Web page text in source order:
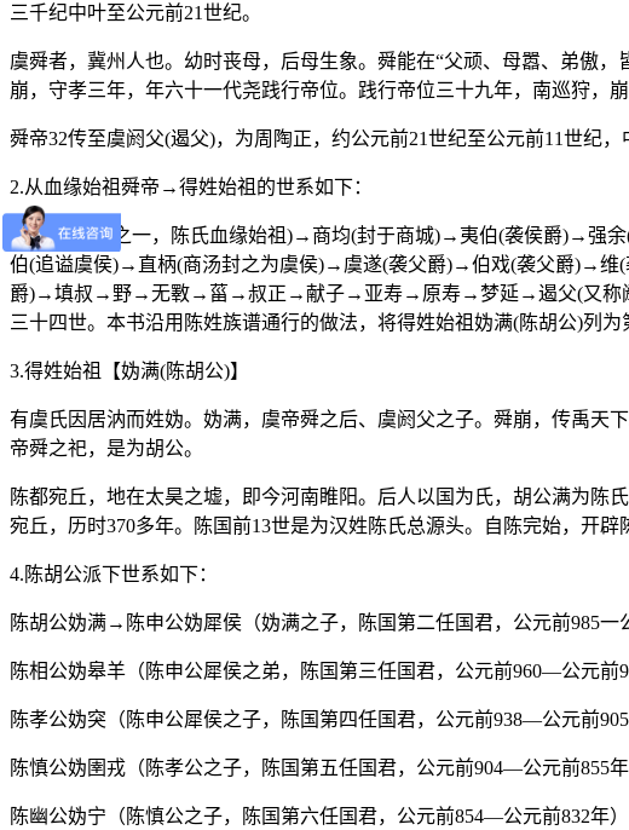
三千纪中叶至公元前21世纪。
虞舜者，冀州人也。幼时丧母，后母生象。舜能在“父顽、母嚣、弟傲
崩，守孝三年，年六十一代尧践行帝位。践行帝位三十九年，南巡狩，
舜帝32传至虞阏父(遏父)，为周陶正，约公元前21世纪至公元前11世纪，
2.从血缘始祖舜帝→得姓始祖的世系如下：
虞舜(为五帝之一，陈氏血缘始祖)→商均(封于商城)→夷伯(袭侯爵)→
伯(追谥虞侯)→直柄(商汤封之为虞侯)→虞遂(袭父爵)→伯戏(袭父爵)→
爵)→填叔→野→无斁→菑→叔正→献子→亚寿→原寿→梦延→遏父(又称阏父
三十四世。本书沿用陈姓族谱通行的做法，将得姓始祖妫满(陈胡公)列为
3.得姓始祖【妫满(陈胡公)】
有虞氏因居汭而姓妫。妫满，虞帝舜之后、虞阏父之子。舜崩，传禹天
帝舜之祀，是为胡公。
陈都宛丘，地在太昊之墟，即今河南睢阳。后人以国为氏，胡公满为陈
宛丘，历时370多年。陈国前13世是为汉姓陈氏总源头。自陈完始，开辟
4.陈胡公派下世系如下：
陈胡公妫满→陈申公妫犀侯（妫满之子，陈国第二任国君，公元前985一
陈相公妫皋羊（陈申公犀侯之弟，陈国第三任国君，公元前960—公元前
陈孝公妫突（陈申公犀侯之子，陈国第四任国君，公元前938—公元前
陈慎公妫圉戎（陈孝公之子，陈国第五任国君，公元前904—公元前855
陈幽公妫宁（陈慎公之子，陈国第六任国君，公元前854—公元前832年